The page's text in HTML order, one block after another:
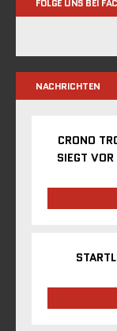
NACHRICHTEN
CRONO
SIEGT